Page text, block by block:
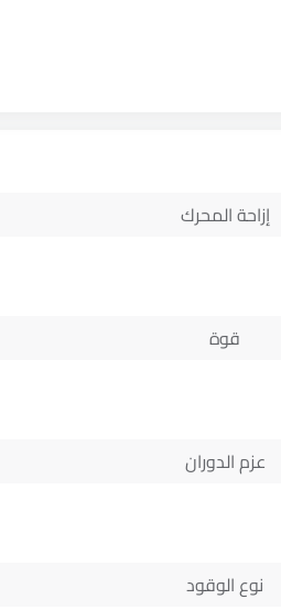
إزاحة المحرك
قوة
عزم الدوران
نوع الوقود